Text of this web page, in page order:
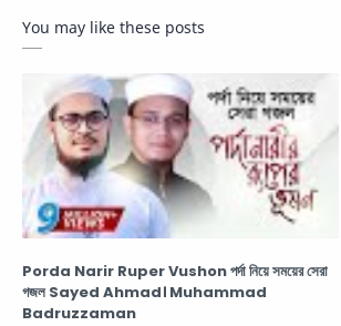
You may like these posts
Porda Narir Ruper Vushon পর্দা নিয়ে সময়ের সেরা
গজল Sayed Ahmad। Muhammad
Badruzzaman